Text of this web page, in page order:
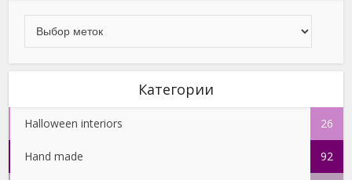
Категории
Halloween interiors 26
Hand made 92